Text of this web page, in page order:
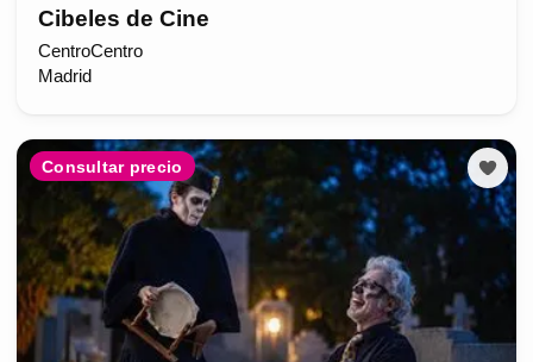
Cibeles de Cine
CentroCentro
Madrid
Consultar precio